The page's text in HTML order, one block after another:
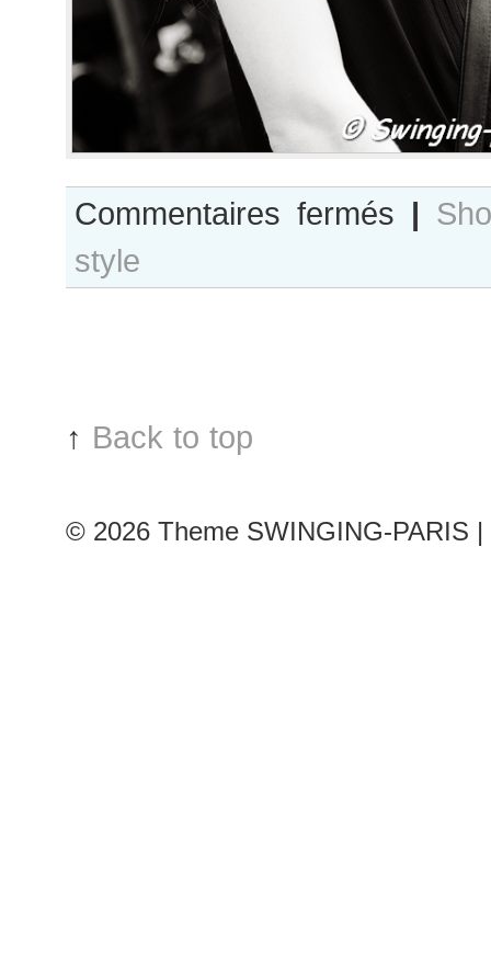
Commentaires fermés Esmé
|
style
↑ Back to top
© 2026 Theme SWINGING-PARIS